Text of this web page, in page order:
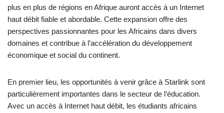
plus en plus de régions en Afrique auront accès à un Internet
haut débit fiable et abordable. Cette expansion offre des
perspectives passionnantes pour les Africains dans divers
domaines et contribue à l’accélération du développement
économique et social du continent.
En premier lieu, les opportunités à venir grâce à Starlink sont
particulièrement importantes dans le secteur de l’éducation.
Avec un accès à Internet haut débit, les étudiants africains